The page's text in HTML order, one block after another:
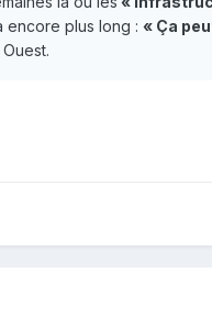
encore plus long : « Ça